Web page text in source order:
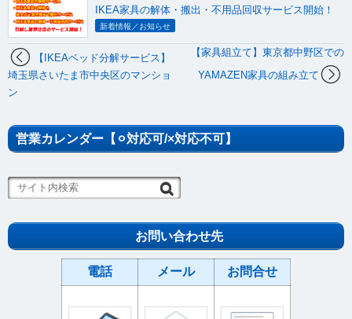
IKEA家具の解体・搬出・不用品回収サービス開始！
新着情報／お知らせ
【家具組立て】東京都中野区での
YAMAZEN家具の組み立て
【IKEAベッド分解サービス】
埼玉県さいたま市中央区のマンショ
ン
営業カレンダー【⚪︎対応可/×対応不可】
お問い合わせ先
電話 メール お問合せ